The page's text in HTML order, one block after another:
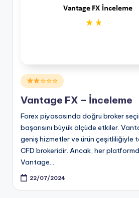
Posted
in
☆☆☆
Vantage FX – İnceleme
Forex piyasasında doğru broker
başarısını büyük ölçüde etkiler.
geniş hizmetler ve ürün çeşitliliğiyle
CFD brokeridir. Ancak, her
Vantage…
22/07/2024